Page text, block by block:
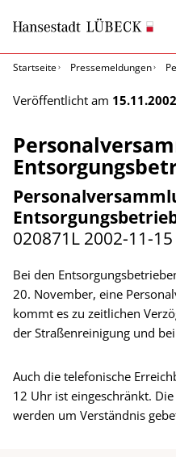
Startseite
Pressemeldungen
Veröffentlicht am 15.11.2002
020871L 2002-11-15
Bei den
20. November, eine
kommt es zu zeitlichen
der Straßenreinigung und
Auch die telefonische
12 Uhr ist eingeschränkt.
werden um Verständnis